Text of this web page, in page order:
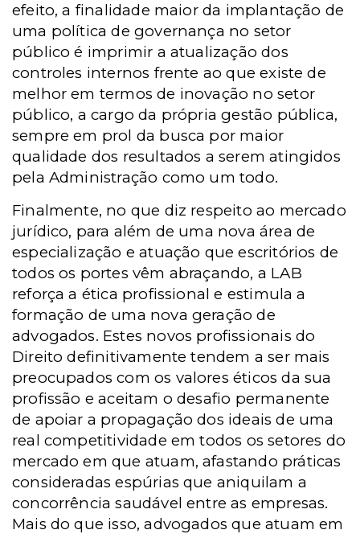
efeito, a finalidade maior da implantação de
uma política de governança no setor
público é imprimir a atualização dos
controles internos frente ao que existe de
melhor em termos de inovação no setor
público, a cargo da própria gestão pública,
sempre em prol da busca por maior
qualidade dos resultados a serem atingidos
pela Administração como um todo.
Finalmente, no que diz respeito ao mercado
jurídico, para além de uma nova área de
especialização e atuação que escritórios de
todos os portes vêm abraçando, a LAB
reforça a ética profissional e estimula a
formação de uma nova geração de
advogados. Estes novos profissionais do
Direito definitivamente tendem a ser mais
preocupados com os valores éticos da sua
profissão e aceitam o desafio permanente
de apoiar a propagação dos ideais de uma
real competitividade em todos os setores do
mercado em que atuam, afastando práticas
consideradas espúrias que aniquilam a
concorrência saudável entre as empresas.
Mais do que isso, advogados que atuam em